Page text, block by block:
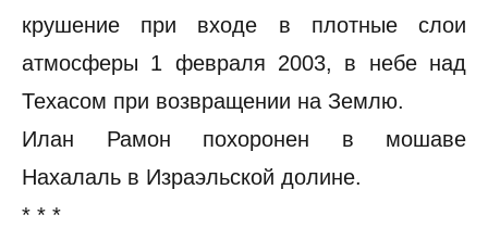
крушение при входе в плотные слои
атмосферы 1 февраля 2003, в небе над
Техасом при возвращении на Землю.
Илан Рамон похоронен в мошаве
Нахалаль в Израэльской долине.
* * *